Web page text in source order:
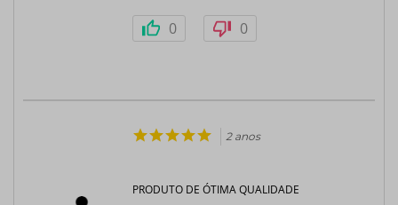
0 0
2 anos
PRODUTO DE ÓTIMA QUALIDADE